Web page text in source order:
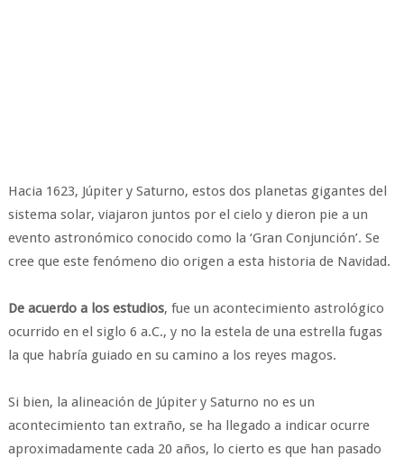
Hacia 1623, Júpiter y Saturno, estos dos planetas gigantes del
sistema solar, viajaron juntos por el cielo y dieron pie a un
evento astronómico conocido como la ‘Gran Conjunción’. Se
cree que este fenómeno dio origen a esta historia de Navidad.
De acuerdo a los estudios, fue un acontecimiento astrológico
ocurrido en el siglo 6 a.C., y no la estela de una estrella fugas
la que habría guiado en su camino a los reyes magos.
Si bien, la alineación de Júpiter y Saturno no es un
acontecimiento tan extraño, se ha llegado a indicar ocurre
aproximadamente cada 20 años, lo cierto es que han pasado